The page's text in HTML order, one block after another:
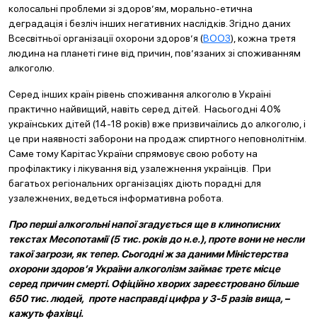
колосальні проблеми зі здоров’ям, морально-етична
деградація і безліч інших негативних наслідків. Згідно даних
Всесвітньої організації охорони здоров’я (ВООЗ), кожна третя
людина на планеті гине від причин, пов’язаних зі споживанням
алкоголю.
Серед інших країн рівень споживання алкоголю в Україні
практично найвищий, навіть серед дітей. Насьогодні 40%
українських дітей (14-18 років) вже призвичаїлись до алкоголю, і
це при наявності заборони на продаж спиртного неповнолітнім.
Саме тому Карітас України спрямовує свою роботу на
профілактику і лікування від узалежнення українців. При
багатьох регіональних організаціях діють порадні для
узалежнених, ведеться інформативна робота.
Про перші алкогольні напої згадується ще в клинописних
текстах Месопотамії (5 тис. років до н.е.), проте вони не несли
такої загрози, як тепер. Сьогодні ж за даними Міністерства
охорони здоров’я України алкоголізм займає третє місце
серед причин смерті. Офіційно хворих зареєстровано більше
650 тис. людей, проте насправді цифра у 3-5 разів вища, –
кажуть фахівці.